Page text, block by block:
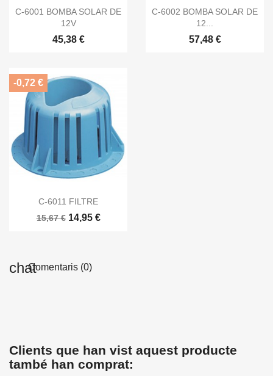
 Vista ràpida
C-6001 BOMBA SOLAR DE
12V
45,38 €
 Vista ràpida
C-6002 BOMBA SOLAR DE
12...
57,48 €
 Vista ràpida
C-6011 FILTRE
15,67 € 14,95 €
-0,72 €
Comentaris (0)
Clients que han vist aquest producte
també han comprat: